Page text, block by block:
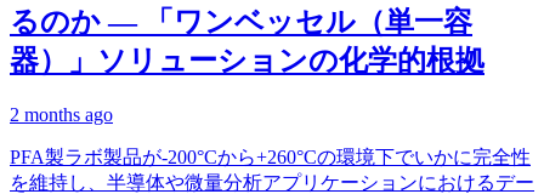
るのか — 「ワンベッセル（単一容
器）」ソリューションの化学的根拠
2 months ago
PFA製ラボ製品が-200°Cから+260°Cの環境下でいかに完全性
を維持し、半導体や微量分析アプリケーションにおけるデー